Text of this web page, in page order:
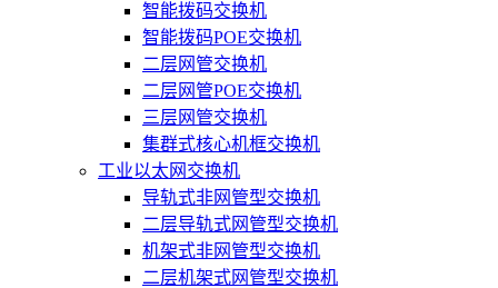
智能拨码交换机
智能拨码POE交换机
二层网管交换机
二层网管POE交换机
三层网管交换机
集群式核心机框交换机
工业以太网交换机
导轨式非网管型交换机
二层导轨式网管型交换机
机架式非网管型交换机
二层机架式网管型交换机